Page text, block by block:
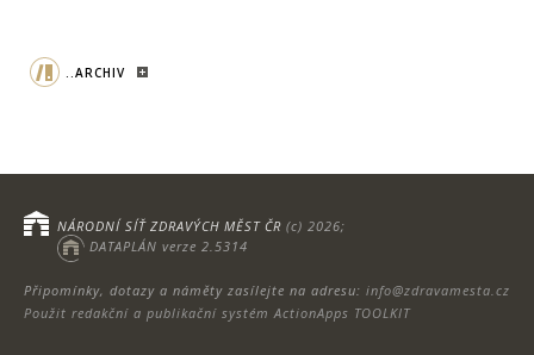
..ARCHIV
Připomínky, dotazy a náměty zasílejte na adresu: info@zdravamesta.cz
Použit redakční a publikační systém ActionApps TOOLKIT
NÁRODNÍ SÍŤ ZDRAVÝCH MĚST ČR (c) 2026;
DATAPLÁN verze 2.5314